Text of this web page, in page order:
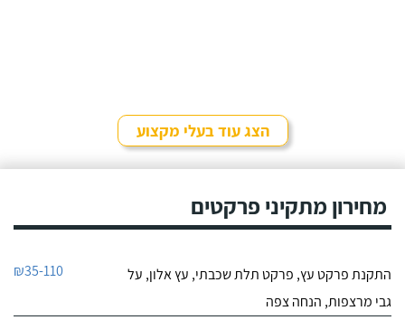
הצג עוד בעלי מקצוע
מחירון מתקיני פרקטים
התקנת פרקט עץ, פרקט תלת שכבתי, עץ אלון, על
גבי מרצפות, הנחה צפה
₪35-110